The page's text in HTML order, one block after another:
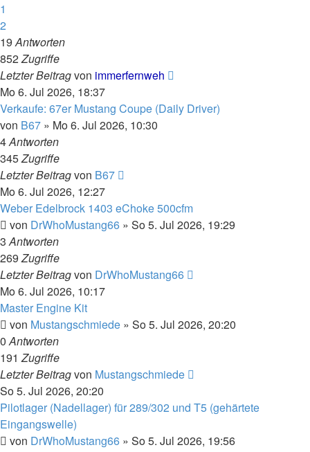
1
2
19Antworten
852Zugriffe
Letzter Beitragvon immerfernweh
Mo 6. Jul 2026, 18:37
Verkaufe: 67er Mustang Coupe (Daily Driver)
von B67 » Mo 6. Jul 2026, 10:30
4Antworten
345Zugriffe
Letzter Beitragvon B67
Mo 6. Jul 2026, 12:27
Weber Edelbrock 1403 eChoke 500cfm
von DrWhoMustang66 » So 5. Jul 2026, 19:29
3Antworten
269Zugriffe
Letzter Beitragvon DrWhoMustang66
Mo 6. Jul 2026, 10:17
Master Engine Kit
von Mustangschmiede » So 5. Jul 2026, 20:20
0Antworten
191Zugriffe
Letzter Beitragvon Mustangschmiede
So 5. Jul 2026, 20:20
Pilotlager (Nadellager) für 289/302 und T5 (gehärtete
Eingangswelle)
von DrWhoMustang66 » So 5. Jul 2026, 19:56